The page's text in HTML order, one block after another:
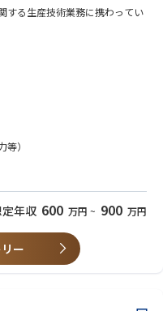
ができる方
ことができる方
る方
できる方
査できる方
ができる方
する生産技術業務に携わってい
立案と実施業務
）
識、経験
経験
年収 600 万円 ~ 900 万円
ー